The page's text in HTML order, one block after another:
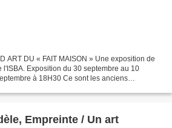
ART DU « FAIT MAISON » Une exposition de
l'ISBA. Exposition du 30 septembre au 10
à 18H30 Ce sont les anciens
Empreinte / Un art